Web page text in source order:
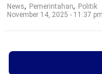
News, Pemerintahan, Politik
November 14, 2025 - 11:37 pm